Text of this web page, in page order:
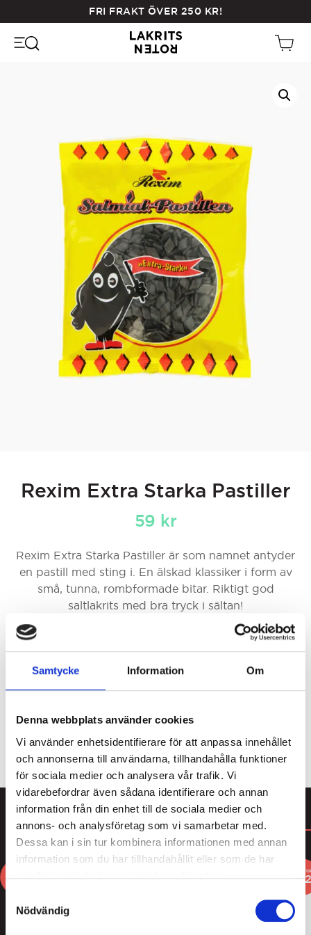
Samtycke Information Om
Denna webbplats använder cookies
Vi använder enhetsidentifierare för att anpassa innehållet
och annonserna till användarna, tillhandahålla funktioner
för sociala medier och analysera vår trafik. Vi
vidarebefordrar även sådana identifierare och annan
information från din enhet till de sociala medier och
annons- och analysföretag som vi samarbetar med.
Dessa kan i sin tur kombinera informationen med annan
information som du har tillhandahållit eller som de har
Nödvändig
main
FRI FRAKT ÖVER 250 KR!
Rexim Extra Starka Pastiller
59 kr
Rexim Extra Starka Pastiller är som namnet antyder
en pastill med sting i. En älskad klassiker i form av
små, tunna, rombformade bitar. Riktigt god
saltlakrits med bra tryck i sältan!
En dröm för dig som gillar salmiakpastiller, dessa
rackare på hela 200 g räcker läääänge!
Visa innehåll
Rexim
Starka
Pastiller
quantity
LÄGG TILL I VARUKORG
DU KANSKE GILLAR
32